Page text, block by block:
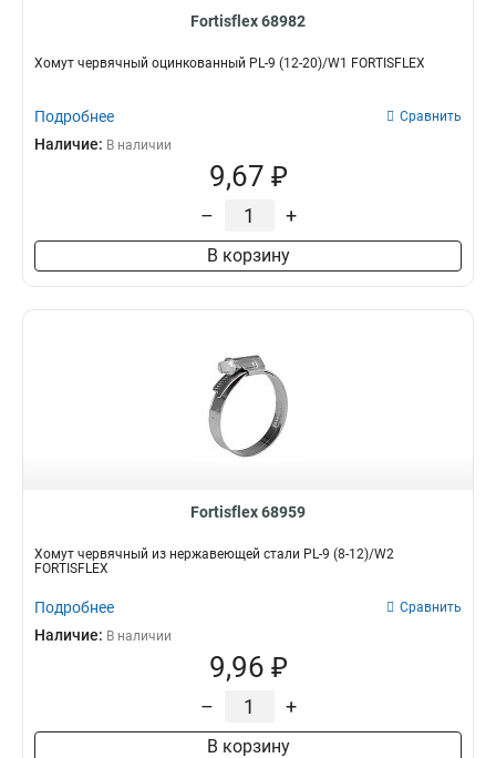
Fortisflex 68982
Хомут червячный оцинкованный PL-9 (12-20)/W1 FORTISFLEX
Подробнее Сравнить
Наличие: В наличии
9,67 ₽
– +
В корзину
Fortisflex 68959
Хомут червячный из нержавеющей стали PL-9 (8-12)/W2
FORTISFLEX
Подробнее Сравнить
Наличие: В наличии
9,96 ₽
– +
В корзину